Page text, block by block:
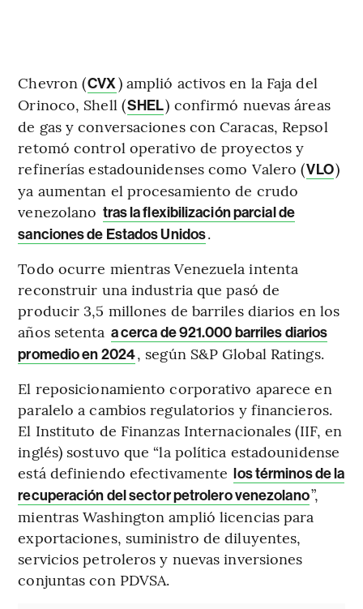
Chevron (CVX) amplió activos en la Faja del
Orinoco, Shell (SHEL) confirmó nuevas áreas
de gas y conversaciones con Caracas, Repsol
retomó control operativo de proyectos y
refinerías estadounidenses como Valero (VLO)
ya aumentan el procesamiento de crudo
venezolano tras la flexibilización parcial de
sanciones de Estados Unidos.
Todo ocurre mientras Venezuela intenta
reconstruir una industria que pasó de
producir 3,5 millones de barriles diarios en los
años setenta a cerca de 921.000 barriles diarios
promedio en 2024, según S&P Global Ratings.
El reposicionamiento corporativo aparece en
paralelo a cambios regulatorios y financieros.
El Instituto de Finanzas Internacionales (IIF, en
inglés) sostuvo que “la política estadounidense
está definiendo efectivamente los términos de la
recuperación del sector petrolero venezolano”,
mientras Washington amplió licencias para
exportaciones, suministro de diluyentes,
servicios petroleros y nuevas inversiones
conjuntas con PDVSA.